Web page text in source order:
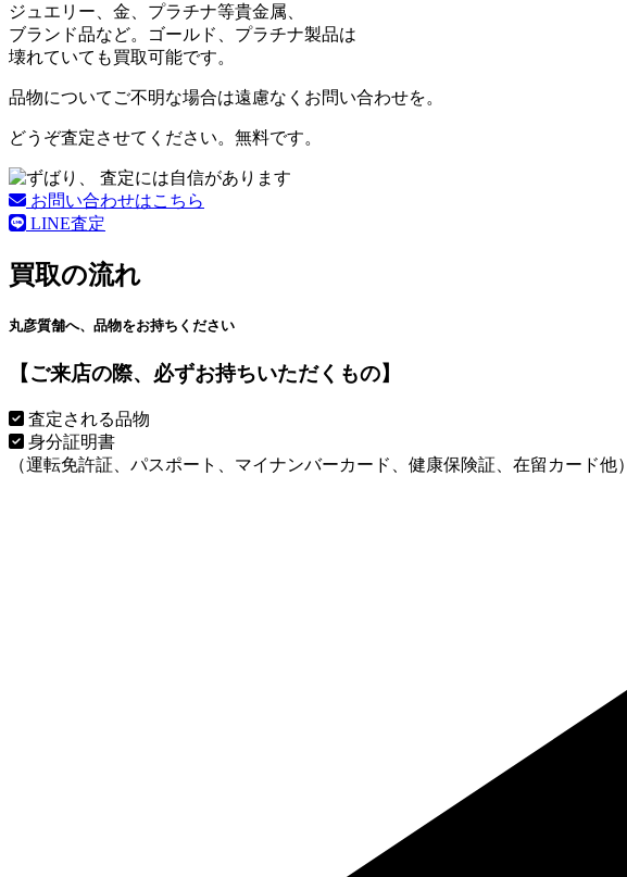
ジュエリー、金、プラチナ等貴金属、
ブランド品など。ゴールド、プラチナ製品は
壊れていても買取可能です。
品物についてご不明な場合は遠慮なくお問い合わせを。
どうぞ査定させてください。無料です。
お問い合わせはこちら
LINE査定
買取の流れ
丸彦質舗へ、品物をお持ちください
【ご来店の際、必ずお持ちいただくもの】
査定される品物
身分証明書
（運転免許証、パスポート、マイナンバーカード、健康保険証、在留カード他）